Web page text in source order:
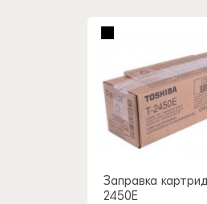
Заправка
2450E